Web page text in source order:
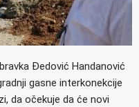
Đedović Handanović
gasne interkonekcije
da očekuje da će novi